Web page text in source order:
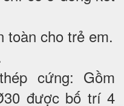
toàn cho trẻ em.
cứng: Gồm
được bố trí 4